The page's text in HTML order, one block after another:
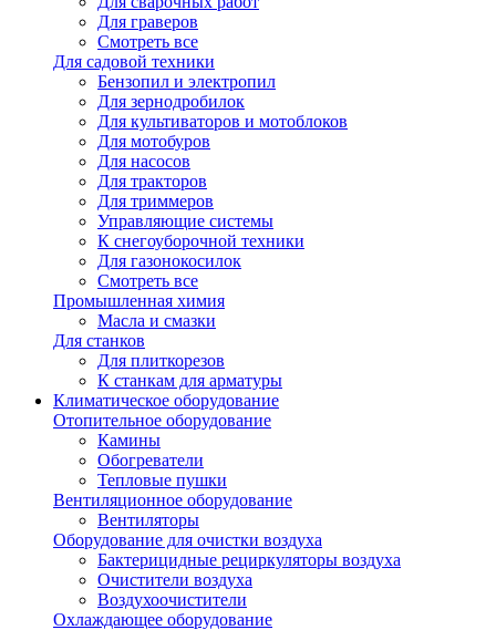
Для граверов
Смотреть все
Для садовой техники
Бензопил и электропил
Для зернодробилок
Для культиваторов и мотоблоков
Для мотобуров
Для насосов
Для тракторов
Для триммеров
Управляющие системы
К снегоуборочной техники
Для газонокосилок
Смотреть все
Промышленная химия
Масла и смазки
Для станков
Для плиткорезов
К станкам для арматуры
Климатическое оборудование
Отопительное оборудование
Камины
Обогреватели
Тепловые пушки
Вентиляционное оборудование
Вентиляторы
Оборудование для очистки воздуха
Бактерицидные рециркуляторы воздуха
Очистители воздуха
Воздухоочистители
Охлаждающее оборудование